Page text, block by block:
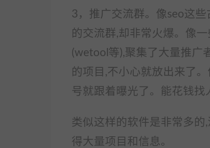
3，推广交流群。像seo这
的交流群,却非常火爆。像
(wetool等),聚集了大量推广
的项目,不小心就放出来了
号就跟着曝光了。能花钱找
类似这样的软件是非常多的
得大量项目和信息。